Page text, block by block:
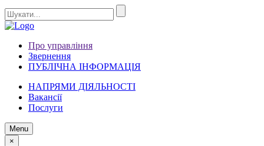
Про управління
Звернення
ПУБЛІЧНА ІНФОРМАЦІЯ
НАПРЯМИ ДІЯЛЬНОСТІ
Вакансії
Послуги
Menu
×